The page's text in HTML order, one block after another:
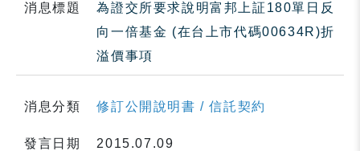
消息標題
為證交所要求說明富邦上証180單日反
向一倍基金 (在台上市代碼00634R)折
溢價事項
消息分類 修訂公開說明書 / 信託契約
發言日期 2015.07.09